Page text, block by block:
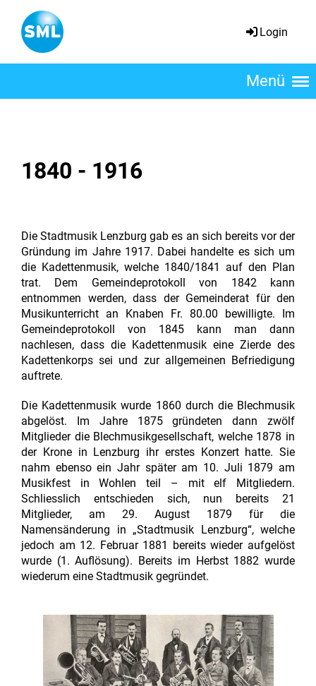
Login
Menü
1840 - 1916
Die Stadtmusik Lenzburg gab es an sich bereits vor der
Gründung im Jahre 1917. Dabei handelte es sich um
die Kadettenmusik, welche 1840/1841 auf den Plan
trat. Dem Gemeindeprotokoll von 1842 kann
entnommen werden, dass der Gemeinderat für den
Musikunterricht an Knaben Fr. 80.00 bewilligte. Im
Gemeindeprotokoll von 1845 kann man dann
nachlesen, dass die Kadettenmusik eine Zierde des
Kadettenkorps sei und zur allgemeinen Befriedigung
auftrete.
Die Kadettenmusik wurde 1860 durch die Blechmusik
abgelöst. Im Jahre 1875 gründeten dann zwölf
Mitglieder die Blechmusikgesellschaft, welche 1878 in
der Krone in Lenzburg ihr erstes Konzert hatte. Sie
nahm ebenso ein Jahr später am 10. Juli 1879 am
Musikfest in Wohlen teil – mit elf Mitgliedern.
Schliesslich entschieden sich, nun bereits 21
Mitglieder, am 29. August 1879 für die
Namensänderung in „Stadtmusik Lenzburg“, welche
jedoch am 12. Februar 1881 bereits wieder aufgelöst
wurde (1. Auflösung). Bereits im Herbst 1882 wurde
wiederum eine Stadtmusik gegründet.